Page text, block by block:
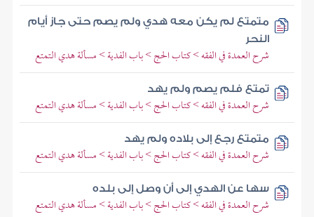
متمتع لم يكن معه هدي ولم يصم حتى جاز أيام
النحر
شرح العمدة في الفقه > كتاب الحج > باب الفدية > مسألة هدي التمتع
تمتع فلم يصم ولم يهد
شرح العمدة في الفقه > كتاب الحج > باب الفدية > مسألة هدي التمتع
متمتع رجع إلى بلاده ولم يهد
شرح العمدة في الفقه > كتاب الحج > باب الفدية > مسألة هدي التمتع
سها عن الهدي إلى أن وصل إلى بلده
شرح العمدة في الفقه > كتاب الحج > باب الفدية > مسألة هدي التمتع